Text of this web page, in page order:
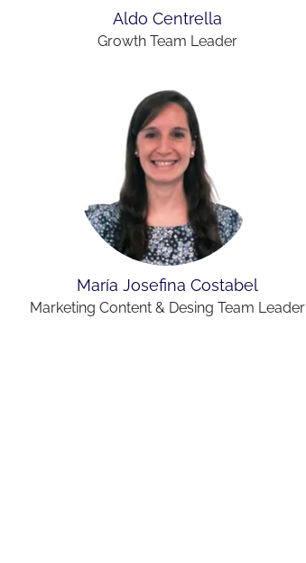
Aldo Centrella
Growth Team Leader
María Josefina Costabel
Marketing Content & Desing Team Leader